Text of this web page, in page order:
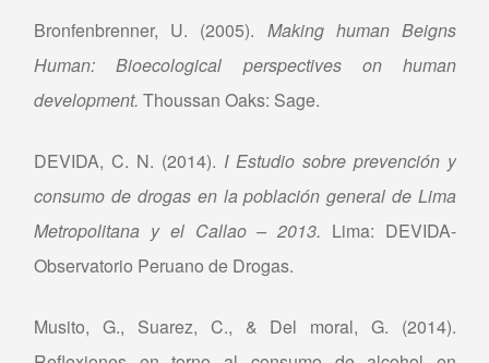
Bronfenbrenner, U. (2005). Making human Beigns
Human: Bioecological perspectives on human
development. Thoussan Oaks: Sage.
DEVIDA, C. N. (2014). I Estudio sobre prevención y
consumo de drogas en la población general de Lima
Metropolitana y el Callao – 2013. Lima: DEVIDA-
Observatorio Peruano de Drogas.
Musito, G., Suarez, C., & Del moral, G. (2014).